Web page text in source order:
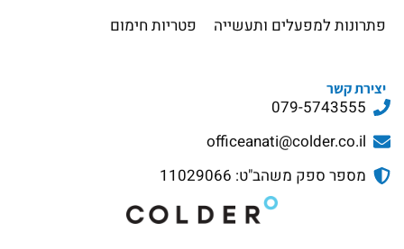
פתרונות למפעלים ותעשייה
פטריות חימום
יצירת קשר
079-5743555
officeanati@colder.co.il
מספר ספק משהב"ט: 11029066